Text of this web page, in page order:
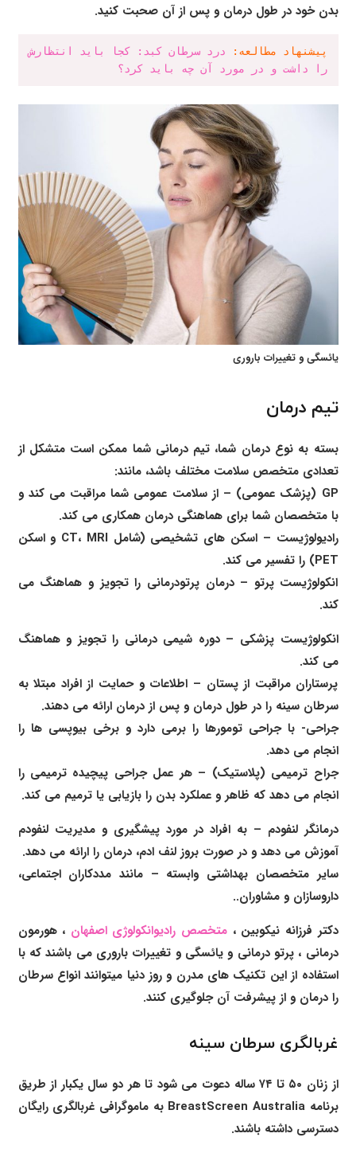
بدن خود در طول درمان و پس از آن صحبت کنید.
پیشنهاد مطالعه:
درد سرطان کبد: کجا باید انتظارش
را داشت و در مورد آن چه باید کرد؟
یائسگی و تغییرات باروری
تیم درمان
بسته به نوع درمان شما، تیم درمانی شما ممکن است متشکل از
تعدادی متخصص سلامت مختلف باشد، مانند:
GP (پزشک عمومی) – از سلامت عمومی شما مراقبت می کند و
با متخصصان شما برای هماهنگی درمان همکاری می کند.
رادیولوژیست – اسکن های تشخیصی (شامل CT، MRI و اسکن
PET) را تفسیر می کند.
انکولوژیست پرتو – درمان پرتودرمانی را تجویز و هماهنگ می
کند.
انکولوژیست پزشکی – دوره شیمی درمانی را تجویز و هماهنگ
می کند.
پرستاران مراقبت از پستان – اطلاعات و حمایت از افراد مبتلا به
سرطان سینه را در طول درمان و پس از درمان ارائه می دهند.
جراحی- با جراحی تومورها را برمی دارد و برخی بیوپسی ها را
انجام می دهد.
جراح ترمیمی (پلاستیک) – هر عمل جراحی پیچیده ترمیمی را
انجام می دهد که ظاهر و عملکرد بدن را بازیابی یا ترمیم می کند.
درمانگر لنفودم – به افراد در مورد پیشگیری و مدیریت لنفودم
آموزش می دهد و در صورت بروز لنف ادم، درمان را ارائه می دهد.
سایر متخصصان بهداشتی وابسته – مانند مددکاران اجتماعی،
داروسازان و مشاوران..
دکتر فرزانه نیکوبین ، متخصص رادیوانکولوژی اصفهان ، هورمون
درمانی ،پرتو درمانی ویائسگی و تغییرات باروری می باشند که با
استفاده از این تکنیک های مدرن و روز دنیا میتوانند انواع سرطان
را درمان و از پیشرفت آن جلوگیری کنند.
غربالگری سرطان سینه
از زنان ۵۰ تا ۷۴ ساله دعوت می شود تا هر دو سال یکبار از طریق
برنامه BreastScreen Australia به ماموگرافی غربالگری رایگان
دسترسی داشته باشند.